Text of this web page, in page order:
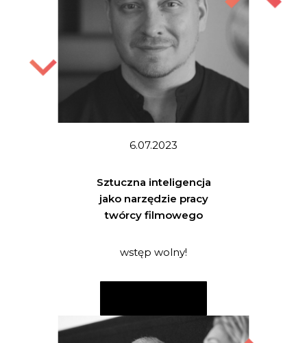
6.07.2023
Sztuczna inteligencja
jako narzędzie pracy
twórcy filmowego
wstęp wolny!